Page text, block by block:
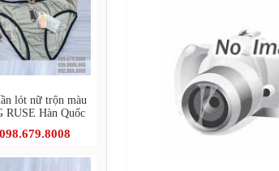
lót nữ trộn màu
RUSE Hàn Quốc